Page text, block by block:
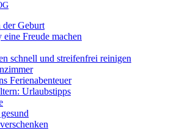
Geburt
Freude machen
schnell und streifenfrei reinigen
Ferienabenteuer
Urlaubstipps